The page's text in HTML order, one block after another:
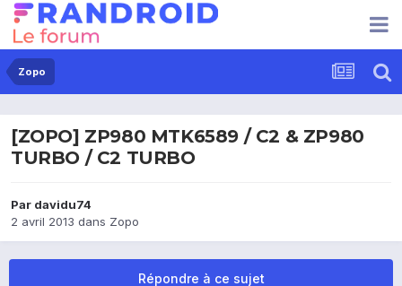
Zopo
[ZOPO] ZP980 MTK6589 / C2 & ZP980
TURBO / C2 TURBO
Par davidu74
2 avril 2013 dans Zopo
Répondre à ce sujet